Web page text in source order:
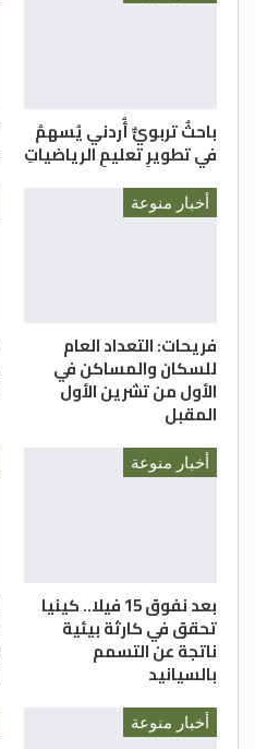
باحثٌ تربويٌّ أُردني يُسهمُ
في تطويرِ تعليمِ الرياضياتِ
أخبار منوعة
فريحات: التعداد العام
للسكان والمساكن في
الأول من تشرين الأول
المقبل
أخبار منوعة
بعد نفوق 15 فيلا.. كينيا
تحقق في كارثة بيئية
ناتجة عن التسمم
بالسيانيد
أخبار منوعة